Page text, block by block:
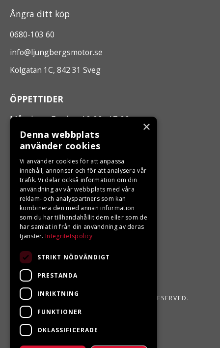
Ångra ditt köp
0680-103 60
info@ljungbergsmotor.se
Kolgatan 1C, 842 31 Sveg
ÖPPETTIDER
Måndag - Fredag 10.00 -17.00
LJUNGBERGS MOTOR
Din BRP återförsäljare i Sveg!
LJUNGBERGS MOTOR 2026. ALL RIGHTS RESERVED.
POWERED BY EMPORI CMS
×
Denna webbplats
använder cookies
Vi använder cookies för att anpassa
innehåll, annonser och för att analysera vår
trafik. Vi delar också information om din
användning av vår webbplats med våra
reklam- och analyspartners som kan
kombinera den med annan information
som du har tillhandahållit dem eller som de
har samlat in från din användning av deras
tjänster. Integritetspolicy
STRIKT NÖDVÄNDIGT
PRESTANDA
INRIKTNING
FUNKTIONER
OKLASSIFICERADE